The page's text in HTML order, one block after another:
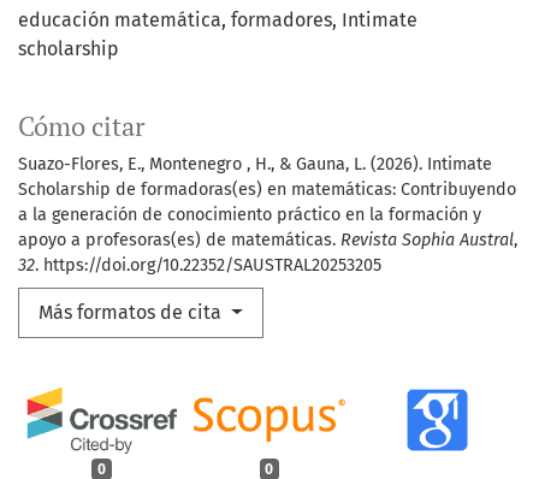
educación matemática formadores Intimate
scholarship
Cómo citar
Suazo-Flores, E., Montenegro , H., & Gauna, L. (2026). Intimate
Scholarship de formadoras(es) en matemáticas: Contribuyendo
a la generación de conocimiento práctico en la formación y
apoyo a profesoras(es) de matemáticas. Revista Sophia Austral,
32. https://doi.org/10.22352/SAUSTRAL20253205
Más formatos de cita
0 0